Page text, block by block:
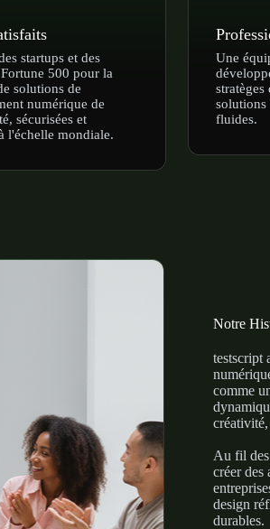
startups et des
500 pour la
solutions de
numérique de
sécurisées et
l'échelle mondiale.
Une
stratèges
solutions
fluides.
Notre
testscript
comme
Au fil des
créer des
design
durables.